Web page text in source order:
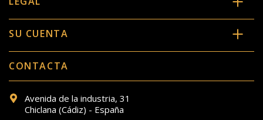
SU CUENTA
CONTACTA
Avenida de la industria, 31
Chiclana (Cádiz) - España